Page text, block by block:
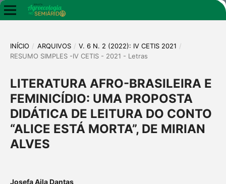
INÍCIO / ARQUIVOS / V. 6 N. 2 (2022): IV CETIS 2021 /
RESUMO SIMPLES -IV CETIS - 2021 - Letras
LITERATURA AFRO-BRASILEIRA E
FEMINICÍDIO: UMA PROPOSTA
DIDÁTICA DE LEITURA DO CONTO
“ALICE ESTÁ MORTA”, DE MIRIAN
ALVES
Josefa Aila Dantas